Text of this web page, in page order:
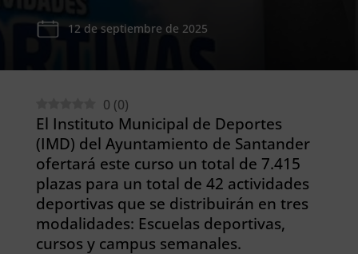
12 de septiembre de 2025
0 (0)
El Instituto Municipal de Deportes
(IMD) del Ayuntamiento de Santander
ofertará este curso un total de 7.415
plazas para un total de 42 actividades
deportivas que se distribuirán en tres
modalidades: Escuelas deportivas,
cursos y campus semanales.